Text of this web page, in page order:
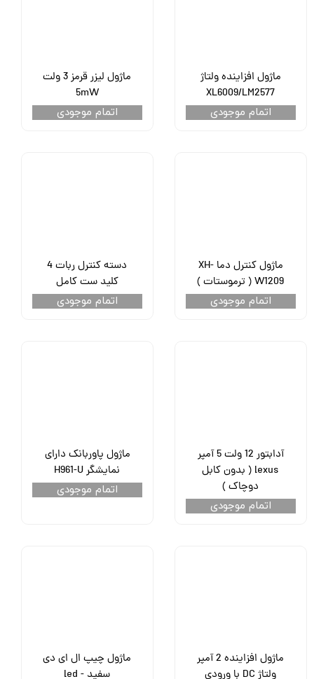
ماژول افزاینده ولتاژ
XL6009/LM2577
اتمام موجودی
ماژول لیزر قرمز 3 ولت
5mW
اتمام موجودی
ماژول کنترل دما XH-
W1209 ( ترموستات )
اتمام موجودی
دسته کنترل ربات 4
کلید ست کامل
اتمام موجودی
آدابتور 12 ولت 5 آمپر
lexus ( بدون کابل
دوچاک )
اتمام موجودی
ماژول پاوربانک دارای
نمایشگر H961-U
اتمام موجودی
ماژول افزاینده 2 آمپر
ولتاژ DC با ورودی
ماژول چیپ ال ای دی
سفید - led